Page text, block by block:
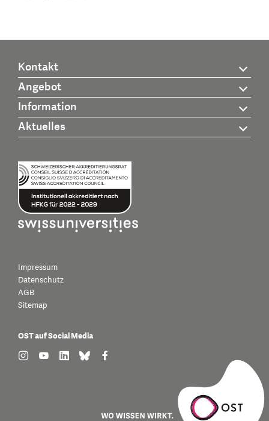
Kontakt
Angebot
Information
Aktuelles
Impressum
Datenschutz
AGB
Sitemap
OST auf Social Media
find us on: instagram
find us on: youtube
find us on: linkedin
find us on: bluesky
find us on: facebook